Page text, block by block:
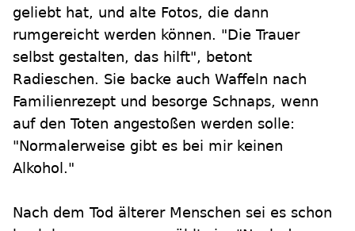
geliebt hat, und alte Fotos, die dann
rumgereicht werden können. "Die Trauer
selbst gestalten, das hilft", betont
Radieschen. Sie backe auch Waffeln nach
Familienrezept und besorge Schnaps, wenn
auf den Toten angestoßen werden solle:
"Normalerweise gibt es bei mir keinen
Alkohol."
Nach dem Tod älterer Menschen sei es schon